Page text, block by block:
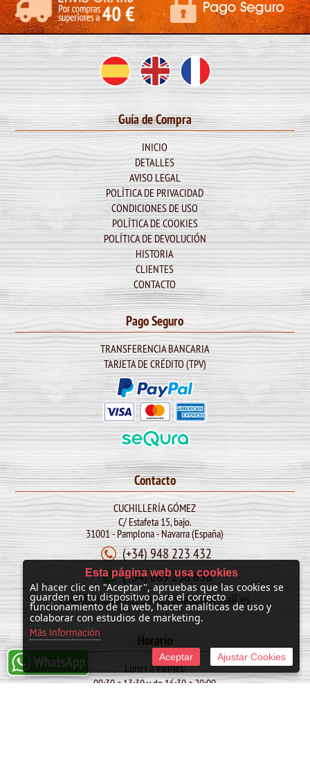
Guía de Compra
INICIO
DETALLES
AVISO LEGAL
POLÍTICA DE PRIVACIDAD
CONDICIONES DE USO
POLÍTICA DE COOKIES
POLÍTICA DE DEVOLUCIÓN
HISTORIA
CLIENTES
CONTACTO
Pago Seguro
TRANSFERENCIA BANCARIA
TARJETA DE CRÉDITO (TPV)
Contacto
CUCHILLERÍA GÓMEZ
C/ Estafeta 15, bajo.
31001 - Pamplona - Navarra (España)
(+34) 948 223 432
(+34) 689 256 638
cuchilleriagomezpamplona@hotmail.es
Horario
Lunes a Viernes:
09:30 a 13:30 y de 16:30 a 20:00
Esta página web usa cookies
Al hacer clic en "Aceptar", apruebas que las cookies se
guarden en tu dispositivo para el correcto
funcionamiento de la web, hacer analíticas de uso y
colaborar con estudios de marketing.
Más Información
Aceptar Ajustar Cookies